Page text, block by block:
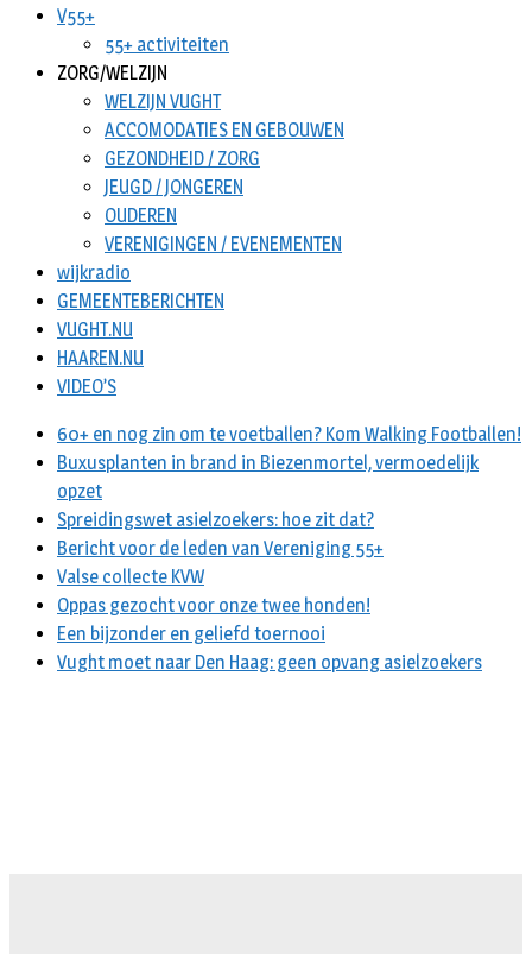
V55+
55+ activiteiten
ZORG/WELZIJN
WELZIJN VUGHT
ACCOMODATIES EN GEBOUWEN
GEZONDHEID / ZORG
JEUGD / JONGEREN
OUDEREN
VERENIGINGEN / EVENEMENTEN
wijkradio
GEMEENTEBERICHTEN
VUGHT.NU
HAAREN.NU
VIDEO’S
60+ en nog zin om te voetballen? Kom Walking Footballen!
Buxusplanten in brand in Biezenmortel, vermoedelijk
opzet
Spreidingswet asielzoekers: hoe zit dat?
Bericht voor de leden van Vereniging 55+
Valse collecte KVW
Oppas gezocht voor onze twee honden!
Een bijzonder en geliefd toernooi
Vught moet naar Den Haag: geen opvang asielzoekers